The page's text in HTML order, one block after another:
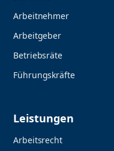
Arbeitnehmer
Arbeitgeber
Betriebsräte
Führungskräfte
Leistungen
Arbeitsrecht